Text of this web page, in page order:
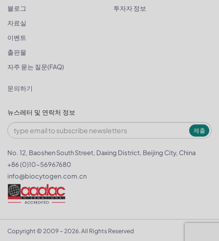
블로그
자료실
이벤트
출판물
자주 묻는 질문(FAQ)
투자자 정보
문의하기
뉴스레터 및 연락처 정보
제출
No. 12, Baoshen South Street, Daxing District, Beijing City, China
+86 (0)10-56967680
info@biocytogen.com.cn
Copyright © 2009 ~ 2026. All Rights Reserved